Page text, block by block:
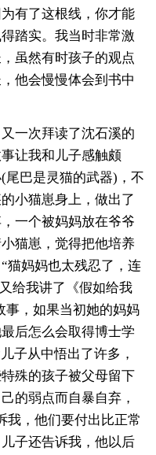
有了这根线，你才能
踏实。我当时非常激
虽然有时孩子的观点
他会慢慢体会到书中
一次拜读了沈石溪的
让我和儿子感触颇
尾巴是灵猫的武器)，不
小猫崽身上，做出了
一个被妈妈放在爷爷
猫崽，觉得把他培养
猫妈妈也太残忍了，连
给我讲了《假如给我
事，如果当初她的妈妈
后怎么会取得博士学
子从中悟出了许多，
殊的孩子被父母留下
的弱点而自暴自弃，
我，他们要付出比正常
子还告诉我，他以后